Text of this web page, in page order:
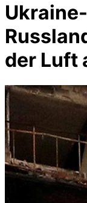
der Luft